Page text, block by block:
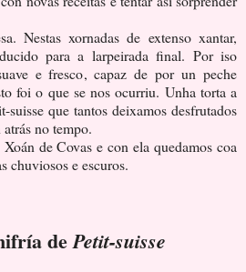
Nestas xornadas de extenso xantar,
para a larpeirada final. Por iso
e fresco, capaz de por un peche
foi o que se nos ocurriu. Unha torta a
suisse que tantos deixamos desfrutados
no tempo.
de Covas e con ela quedamos coa
chuviosos e escuros.
dePetit-suisse